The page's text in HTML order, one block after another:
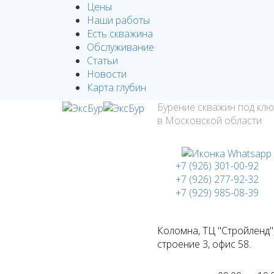
Цены
Наши работы
Есть скважина
Обслуживание
Статьи
Новости
Карта глубин
Бурение скважин под
в Московской области
+7 (926) 301-00-92
+7 (926) 277-92-32
+7 (929) 985-08-39
Коломна, ТЦ
строение 3, офис 58.